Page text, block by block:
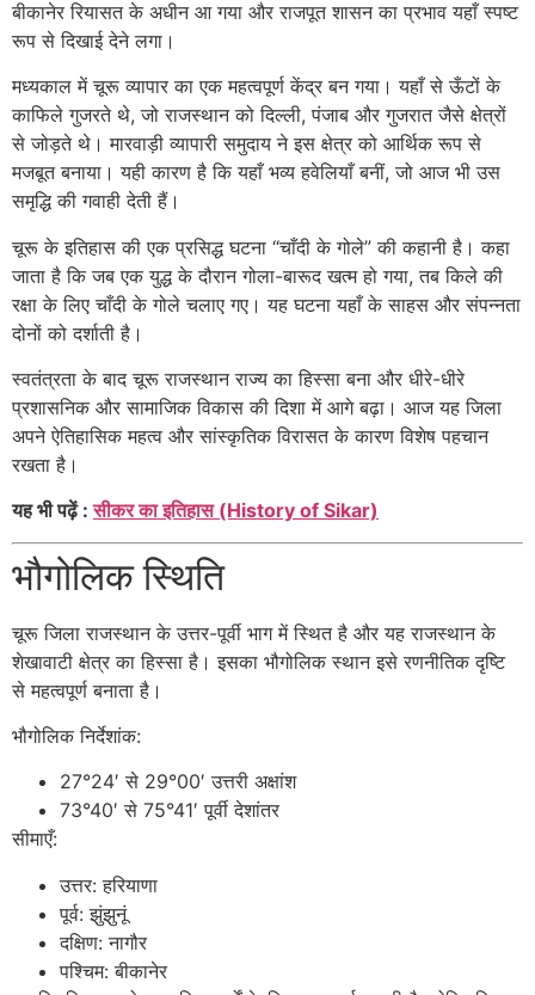
बीकानेर रियासत के अधीन आ गया और राजपूत शासन का प्रभाव यहाँ स्पष्ट
रूप से दिखाई देने लगा।
मध्यकाल में चूरू व्यापार का एक महत्वपूर्ण केंद्र बन गया। यहाँ से ऊँटों के
काफिले गुजरते थे, जो राजस्थान को दिल्ली, पंजाब और गुजरात जैसे क्षेत्रों
से जोड़ते थे। मारवाड़ी व्यापारी समुदाय ने इस क्षेत्र को आर्थिक रूप से
मजबूत बनाया। यही कारण है कि यहाँ भव्य हवेलियाँ बनीं, जो आज भी उस
समृद्धि की गवाही देती हैं।
चूरू के इतिहास की एक प्रसिद्ध घटना “चाँदी के गोले” की कहानी है। कहा
जाता है कि जब एक युद्ध के दौरान गोला-बारूद खत्म हो गया, तब किले की
रक्षा के लिए चाँदी के गोले चलाए गए। यह घटना यहाँ के साहस और संपन्नता
दोनों को दर्शाती है।
स्वतंत्रता के बाद चूरू राजस्थान राज्य का हिस्सा बना और धीरे-धीरे
प्रशासनिक और सामाजिक विकास की दिशा में आगे बढ़ा। आज यह जिला
अपने ऐतिहासिक महत्व और सांस्कृतिक विरासत के कारण विशेष पहचान
रखता है।
यह भी पढ़ें :सीकर का इतिहास (History of Sikar)
भौगोलिक स्थिति
चूरू जिला राजस्थान के उत्तर-पूर्वी भाग में स्थित है और यह राजस्थान के
शेखावाटी क्षेत्र का हिस्सा है। इसका भौगोलिक स्थान इसे रणनीतिक दृष्टि
से महत्वपूर्ण बनाता है।
भौगोलिक निर्देशांक:
27°24′ से 29°00′ उत्तरी अक्षांश
73°40′ से 75°41′ पूर्वी देशांतर
सीमाएँ:
उत्तर: हरियाणा
पूर्व: झुंझुनूं
दक्षिण: नागौर
पश्चिम: बीकानेर